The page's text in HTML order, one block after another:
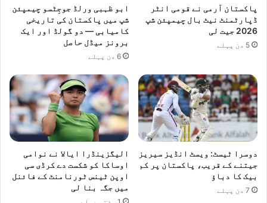
پاکستان آرمی نے قومی انٹر
ڈپارٹمنٹ نیٹ بال چیمپئن شپ
2026 جیت لی
5 دن پہلے
ابو ظہبی ورلڈ جوجِٹسو چیمپئن
شپ میں پاکستان کی تاریخی
کامیابی — دو گولڈ اور ایک
برونز میڈل حاصل
6 دن پہلے
دوسرا ٹیسٹ: ویسٹ انڈیز سیریز
جیتنے کے قریب، پاکستان پر کم
بیک کا دباؤ
7 دن پہلے
الیگزینڈرا ایالا نے نوامی
اوساکا کو شکست دے کرڈی سی
اوپن ٹینس ٹورنامنٹ کے فائنل
میں جگہ بنا لی